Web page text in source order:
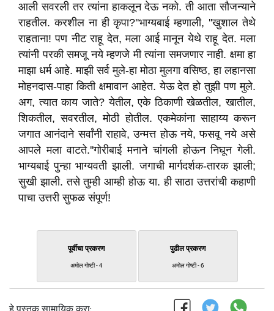
आली सवरली तर त्यांना हाकलून देऊ नको. ती आता सौजन्याने
राहतील. करशील ना ही कृपा?''भाग्यबाई म्हणाली, ''खुशाल तेथे
राहताना! पण नीट राहू देत,मला आई मानून येथे राहू देत. मला
त्यांनी परकी समजू नये म्हणजे मी त्यांना समजणार नाही. क्षमा हा
माझा धर्म आहे. माझी सर्व मुले-हा मोठा मुलगा वसिष्ठ,हा लहानसा
मोहनदास-पाहा किती क्षमावान आहेत. येऊ देत हो तुझी पण मुले.
अग,त्यात काय जाते?येतील,एके ठिकाणी खेळतील,खातील,
शिकतील,सवरतील,मोठी होतील. एकमेकांना साहाय्य करून
जगात आनंदाने सर्वांनी राहावे,उन्मत्त होऊ नये,फसवू नये असे
आपले मला वाटते.''गोरीबाई मनाने चांगली होऊन निघून गेली.
भाग्यबाई पुन्हा भाग्यवती झाली. जगाची मार्गदर्शक-तारक झाली;
सुखी झाली. तसे तुम्ही आम्ही होऊ या. ही साठा उत्तरांची कहाणी
पाचा उत्तरी सुफळ संपूर्ण!
पूर्वीचा प्रकरण
अमोल गोष्टी - 4
पुढील प्रकरण
अमोल गोष्टी - 6